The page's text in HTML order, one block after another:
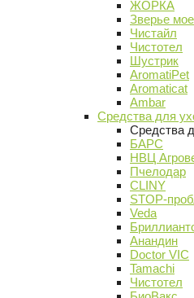
ЖОРКА
Зверье мое
Чистайл
Чистотел
Шустрик
AromatiPet
Aromaticat
Ambar
Средства для
Средства
БАРС
НВЦ
Пчелодар
CLINY
STOP-
Veda
Анандин
Doctor VIC
Tamachi
Чистотел